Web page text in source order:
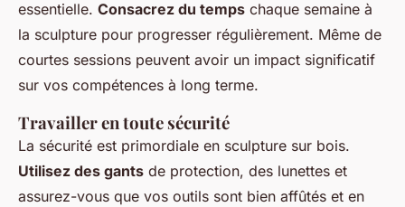
essentielle. Consacrez du temps chaque semaine à
la sculpture pour progresser régulièrement. Même de
courtes sessions peuvent avoir un impact significatif
sur vos compétences à long terme.
Travailler en toute sécurité
La sécurité est primordiale en sculpture sur bois.
Utilisez des gants de protection, des lunettes et
assurez-vous que vos outils sont bien affûtés et en